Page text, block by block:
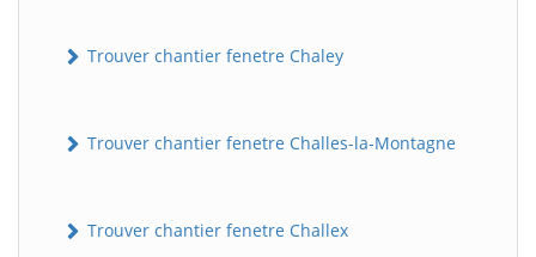
Trouver chantier fenetre Chaley
Trouver chantier fenetre Challes-la-Montagne
Trouver chantier fenetre Challex